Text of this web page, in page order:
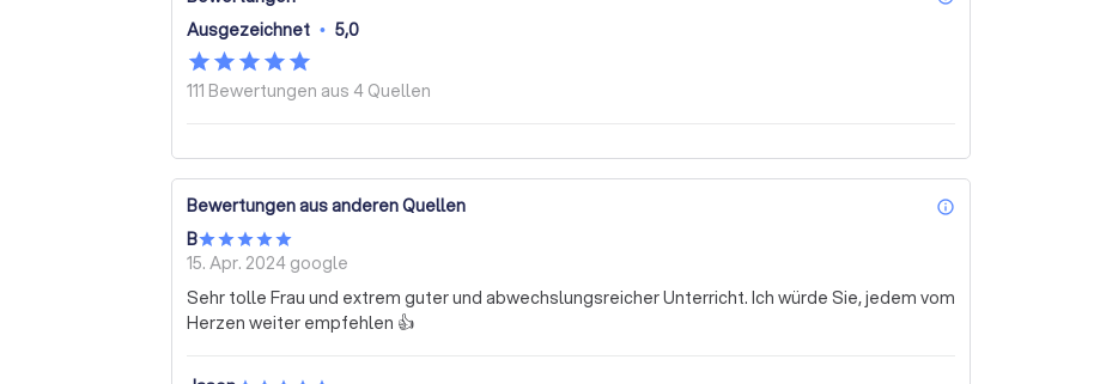
Ausgezeichnet • 5,0
111 Bewertungen aus 4 Quellen
Bewertungen aus anderen Quellen info_outline
B
15. Apr. 2024 google
Sehr tolle Frau und extrem guter und abwechslungsreicher Unterricht. Ich würde Sie, jedem vom
Herzen weiter empfehlen 👍